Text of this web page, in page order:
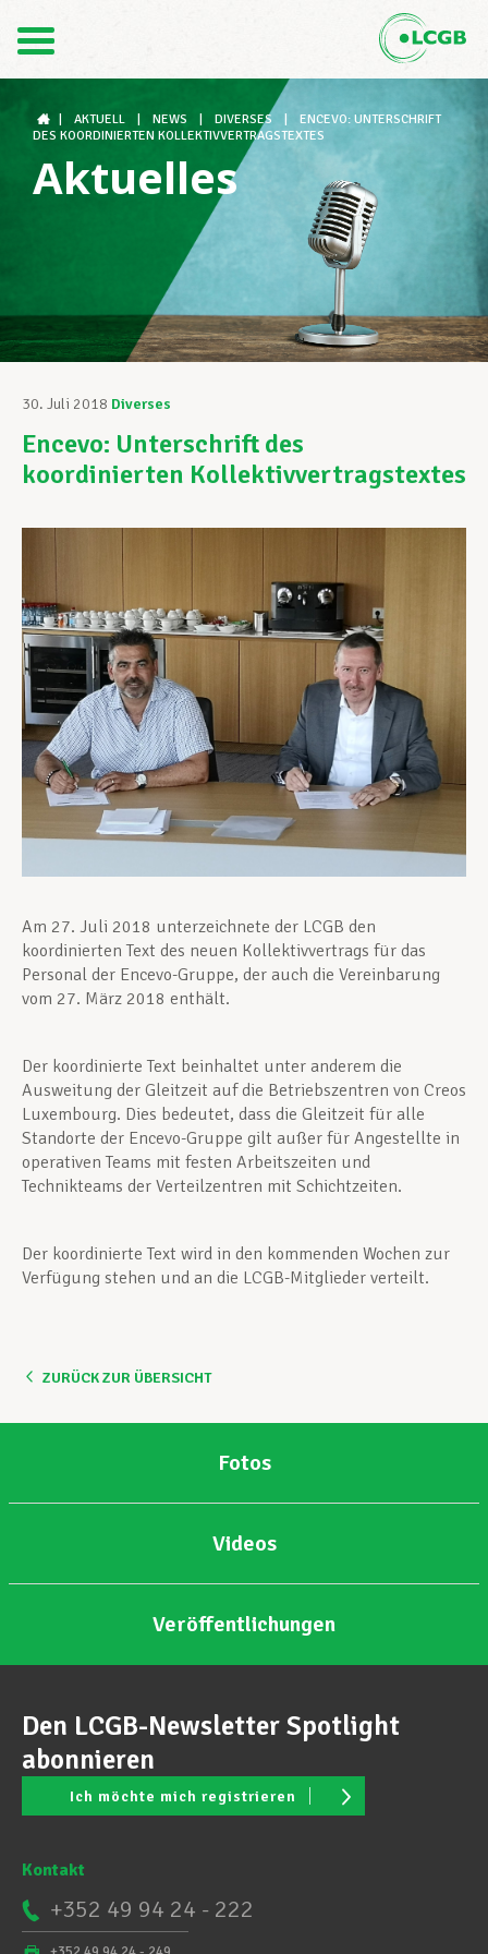
FR
Der LCGB
Gewerkschaftsstrukturen
Unterstützung im Arbeitsalltag
Ihre Rechte
Berufliche Weiterentwicklung
Mitglied werden
Aktuell
AKTUELL NEWS DIVERSES
ENCEVO: UNTERSCHRIFT
DES KOORDINIERTEN KOLLEKTIVVERTRAGSTEXTES
Aktuelles
30. Juli 2018 Diverses
Encevo: Unterschrift des
koordinierten Kollektivvertragstextes
Am 27. Juli 2018 unterzeichnete der LCGB den
koordinierten Text des neuen Kollektivvertrags für das
Personal der Encevo-Gruppe, der auch die Vereinbarung
vom 27. März 2018 enthält.
Der koordinierte Text beinhaltet unter anderem die
Ausweitung der Gleitzeit auf die Betriebszentren von Creos
Luxembourg. Dies bedeutet, dass die Gleitzeit für alle
Standorte der Encevo-Gruppe gilt außer für Angestellte in
operativen Teams mit festen Arbeitszeiten und
Technikteams der Verteilzentren mit Schichtzeiten.
Der koordinierte Text wird in den kommenden Wochen zur
Verfügung stehen und an die LCGB-Mitglieder verteilt.
ZURÜCK ZUR ÜBERSICHT
Fotos
Videos
Veröffentlichungen
Den LCGB-Newsletter Spotlight
abonnieren
Ich möchte mich registrieren
Kontakt
+352 49 94 24 - 222